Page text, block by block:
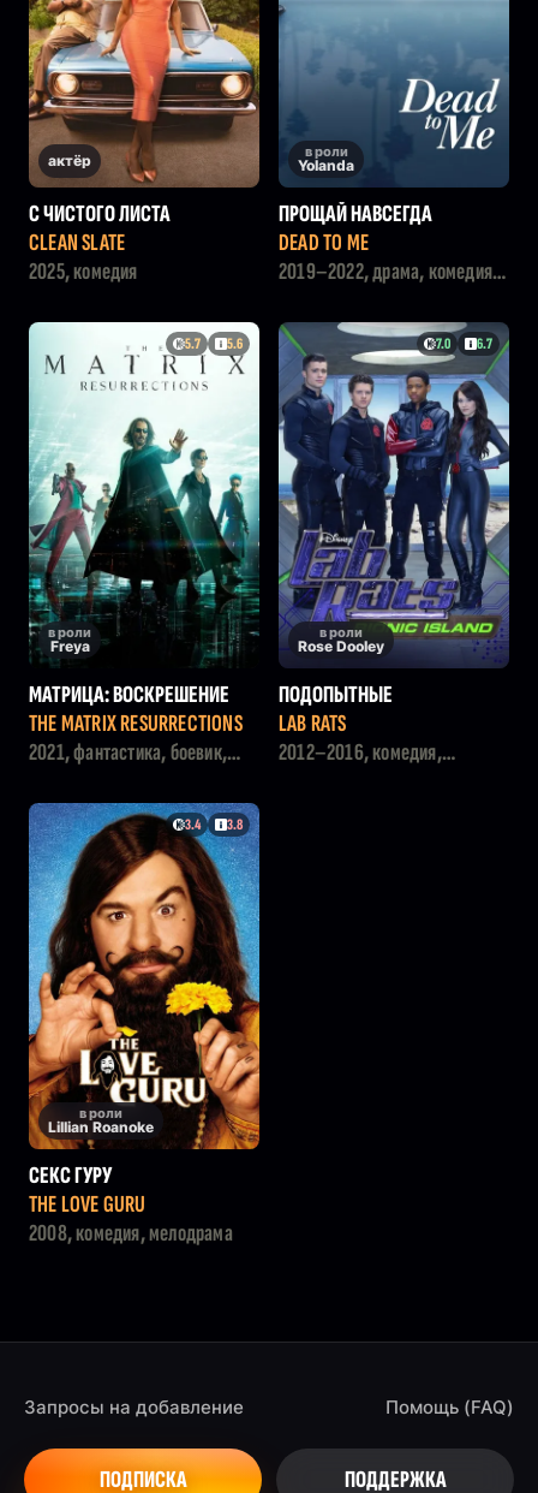
актёр
С ЧИСТОГО ЛИСТА
CLEAN SLATE
2025, комедия
в роли
Yolanda
ПРОЩАЙ НАВСЕГДА
DEAD TO ME
2019–2022, драма, комедия,
5.7 5.6
в роли
Freya
МАТРИЦА: ВОСКРЕШЕНИЕ
THE MATRIX RESURRECTIONS
2021, фантастика, боевик,
7.0 6.7
в роли
Rose Dooley
ПОДОПЫТНЫЕ
LAB RATS
2012–2016, комедия,
3.4 3.8
в роли
Lillian Roanoke
СЕКС ГУРУ
THE LOVE GURU
2008, комедия, мелодрама
Запросы на добавление
ПОДПИСКА
Помощь (FAQ)
ПОДДЕРЖКА